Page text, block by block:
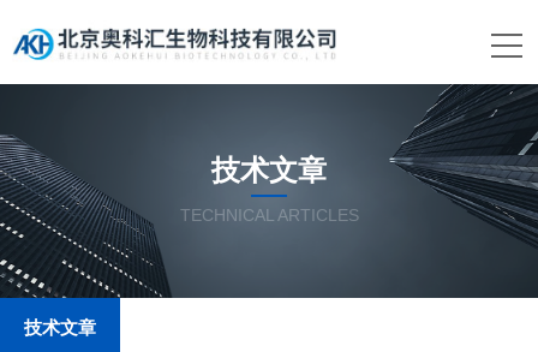
技术文章
TECHNICAL ARTICLES
技术文章